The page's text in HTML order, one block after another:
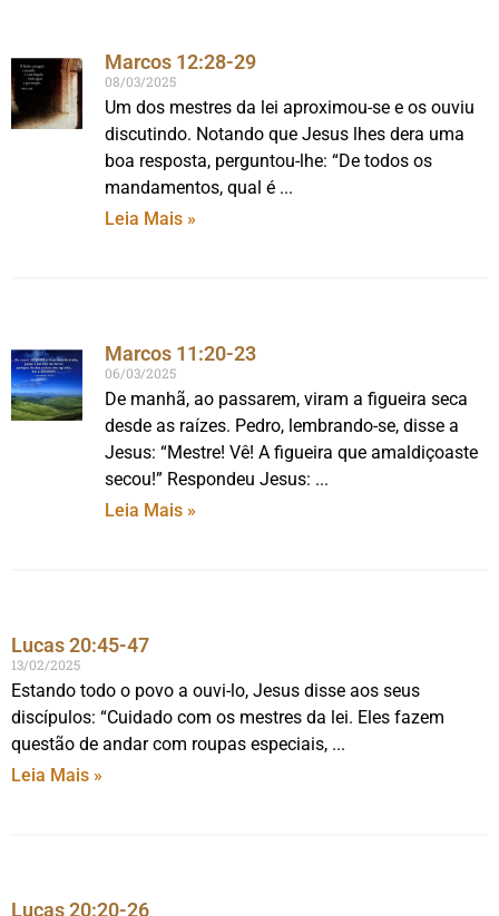
Marcos 12:28-29
08/03/2025
Um dos mestres da lei aproximou-se e os ouviu
discutindo. Notando que Jesus lhes dera uma
boa resposta, perguntou-lhe: “De todos os
mandamentos, qual é
Leia Mais »
Marcos 11:20-23
06/03/2025
De manhã, ao passarem, viram a figueira seca
desde as raízes. Pedro, lembrando-se, disse a
Jesus: “Mestre! Vê! A figueira que amaldiçoaste
secou!” Respondeu Jesus:
Leia Mais »
Lucas 20:45-47
13/02/2025
Estando todo o povo a ouvi-lo, Jesus disse aos seus
discípulos: “Cuidado com os mestres da lei. Eles fazem
questão de andar com roupas especiais,
Leia Mais »
Lucas 20:20-26